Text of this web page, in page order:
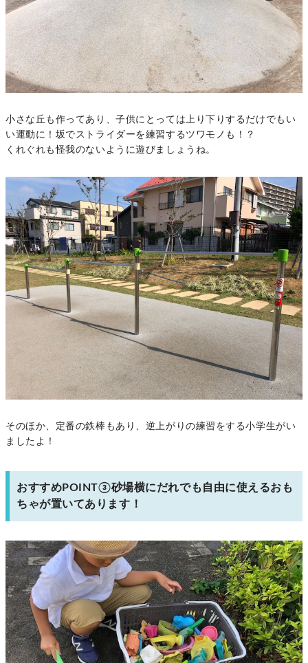
小さな丘も作ってあり、子供にとっては上り下りするだけでもい
い運動に！坂でストライダーを練習するツワモノも！？
くれぐれも怪我のないように遊びましょうね。
そのほか、定番の鉄棒もあり、逆上がりの練習をする小学生がい
ましたよ！
おすすめPOINT③砂場横にだれでも自由に使えるおも
ちゃが置いてあります！